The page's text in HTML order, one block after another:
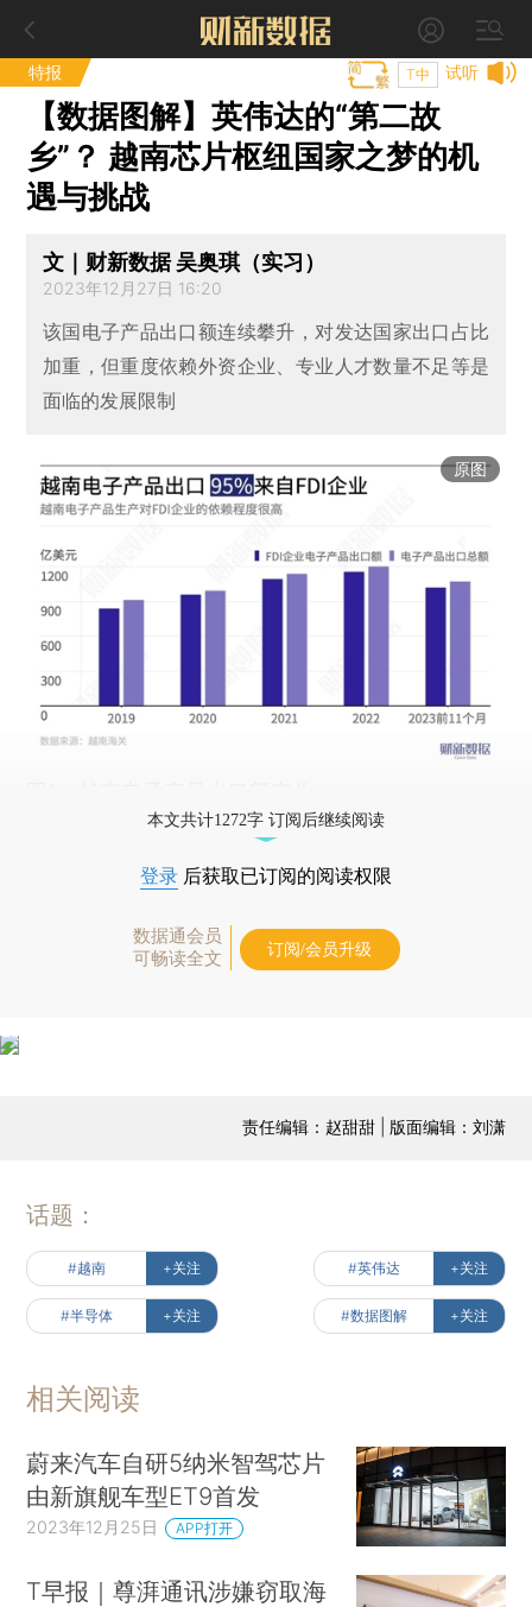
特报 试听
T中
【数据图解】英伟达的“第二故
乡”？ 越南芯片枢纽国家之梦的机
遇与挑战
文｜财新数据 吴奥琪（实习）
2023年12月27日 16:20
该国电子产品出口额连续攀升，对发达国家出口占比
加重，但重度依赖外资企业、专业人才数量不足等是
面临的发展限制
原图
本文共计1272字 订阅后继续阅读
登录 后获取已订阅的阅读权限
数据通会员
可畅读全文
订阅/会员升级
责任编辑：赵甜甜 | 版面编辑：刘潇
话题：
#越南 +关注 #英伟达 +关注
#半导体 +关注 #数据图解 +关注
相关阅读
蔚来汽车自研5纳米智驾芯片
由新旗舰车型ET9首发
2023年12月25日 APP打开
T早报｜尊湃通讯涉嫌窃取海